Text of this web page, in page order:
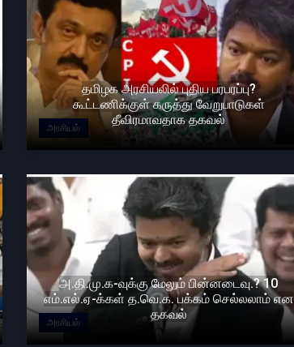
அரசியல்
தமிழக அரசியலில் புதிய பரபரப்பு?
கூட்டணிக்குள் கருத்து வேறுபாடுகள்
தீவிரமாவதாக தகவல்
அரசியல்
அ.தி.மு.க-வுக்கு மேலும் பின்னடைவு.? 10
எம்.எல்.ஏ-க்கள் த.வெ.க. பக்கம் செல்லலாம் என
தகவல்